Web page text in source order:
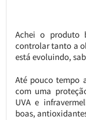
Achei o produto
controlar tanto a
está evoluindo,
Até pouco tempo
com uma
UVA e
boas,